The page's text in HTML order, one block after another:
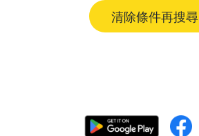
清除條件再搜尋